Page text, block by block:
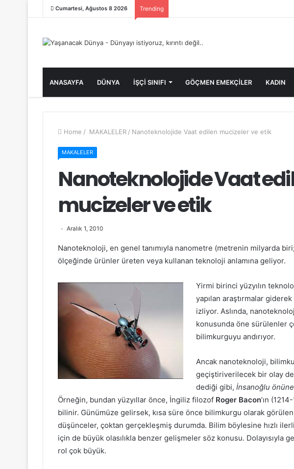
Cumartesi, Ağustos 8 2026 Trending
ANASAYFA DÜNYA İŞÇİ SINIFI GÖÇMEN EMEKÇİLER KADIN
Home / MAKALELER / Nanoteknolojide Vaat edilen mucizeler ve etik
MAKALELER
Nanoteknolojide Vaat
mucizeler ve etik
Aralık 1, 2010
Nanoteknoloji, en genel tanımıyla nanometre (metrenin milyarda
ölçeğinde ürünler üreten veya kullanan teknoloji anlamına geliyor.
Yirmi birinci yüzyılın
yapılan araştırmalar
izliyor. Aslında,
konusunda öne sürülenler
bilimkurguyu andırıyor.
Ancak nanoteknoloji,
geçiştiriverilecek bir olay
dediği gibi,İnsanoğlu
Örneğin, bundan yüzyıllar önce, İngiliz filozof Roger Bacon’ın
bilinir. Günümüze gelirsek, kısa süre önce bilimkurgu olarak
düşünceler, çoktan gerçekleşmiş durumda. Bilim böylesine hızlı
için de büyük olasılıkla benzer gelişmeler söz konusu. Dolayısıyla
rol çok büyük.